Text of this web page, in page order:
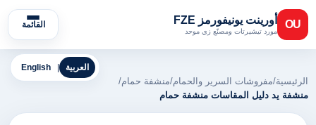
OU أورينت يونيفورمز FZE
مورد تيشيرتات ومصنّع زي موحد
القائمة
English العربية
الرئيسية/مفروشات السرير والحمام/منشفة حمام/
منشفة يد دليل المقاسات منشفة حمام